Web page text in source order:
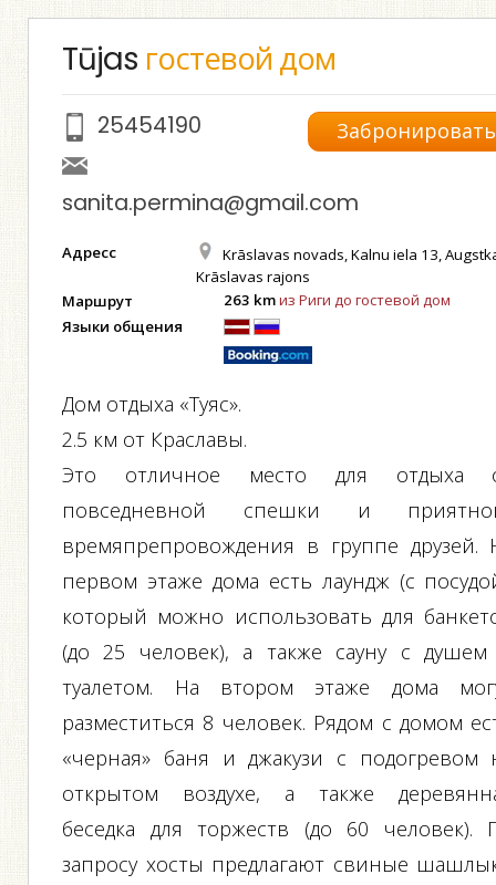
Tūjas гостевой дом
Забронировать
25454190
sanita.permina@gmail.com
Адресс
Krāslavas novads, Kalnu iela 13,
Krāslavas rajons
Маршрут 263 kmиз Риги до гостевой дом
Языки общения
Дом отдыха «Туяс».
2.5 км от Краславы.
Это отличное место для отдыха
повседневной спешки и
времяпрепровождения в группе друзей.
первом этаже дома есть лаундж (с
который можно использовать для
(до 25 человек), а также сауну с
туалетом. На втором этаже дома
разместиться 8 человек. Рядом с домом
«черная» баня и джакузи с подогревом
открытом воздухе, а также
беседка для торжеств (до 60 человек).
запросу хосты предлагают свиные